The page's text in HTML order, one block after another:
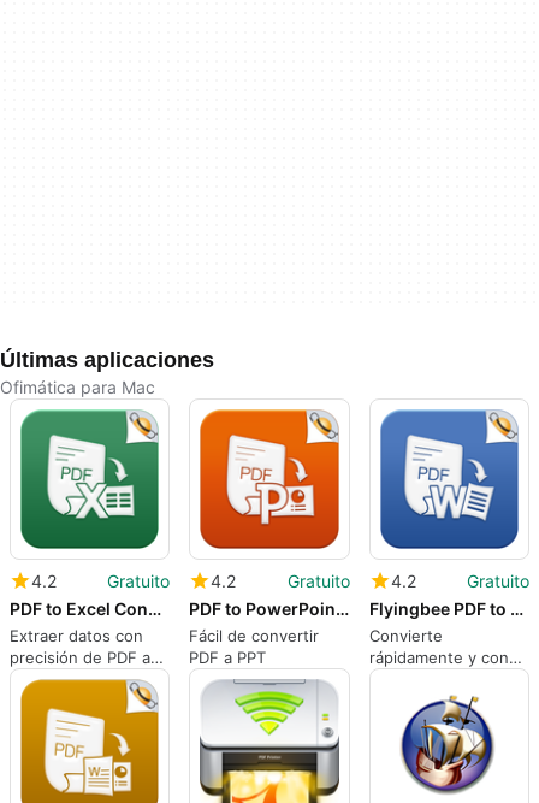
Últimas aplicaciones
Ofimática para Mac
4.2
Gratuito
PDF to Excel Converter
Extraer datos con
precisión de PDF a
hoja de cálculo de
Excel
4.2
Gratuito
PDF to PowerPoint Converter
Fácil de convertir
PDF a PPT
4.2
Gratuito
Flyingbee PDF to Word Converter
Convierte
rápidamente y con
precisión archivos
PDF a documentos
de Word editables
(docx)